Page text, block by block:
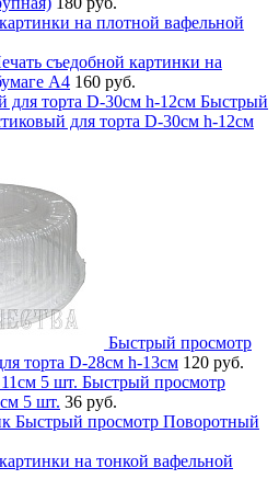
съедобной картинки на
А4 160 руб.
Быстрый
для торта D-30см h-12см
Быстрый просмотр
торта D-28см h-13см 120 руб.
Быстрый просмотр
5 шт. 36 руб.
Быстрый просмотр Поворотный